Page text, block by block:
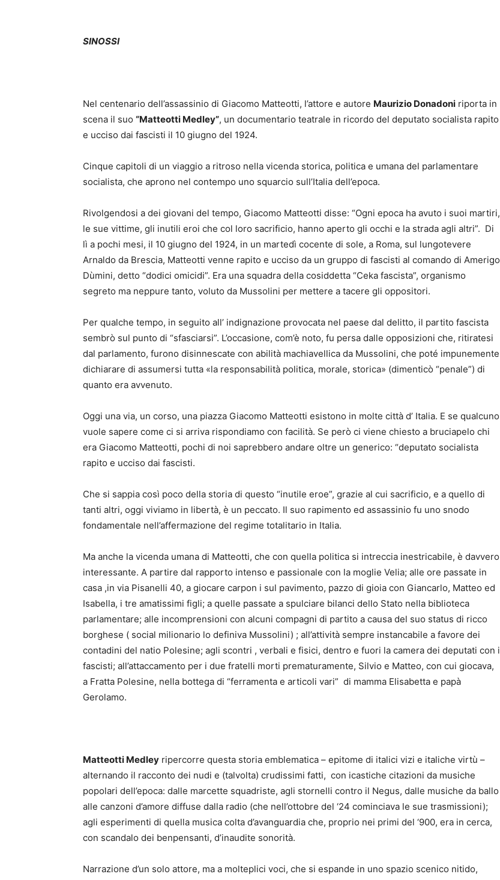
SINOSSI
Nel centenario dell’assassinio di Giacomo Matteotti, l’attore e autore Maurizio Donadoni riporta in
scena il suo “Matteotti Medley”, un documentario teatrale in ricordo del deputato socialista rapito
e ucciso dai fascisti il 10 giugno del 1924.
Cinque capitoli di un viaggio a ritroso nella vicenda storica, politica e umana del parlamentare
socialista, che aprono nel contempo uno squarcio sull’Italia dell’epoca.
Rivolgendosi a dei giovani del tempo, Giacomo Matteotti disse: “Ogni epoca ha avuto i suoi martiri,
le sue vittime, gli inutili eroi che col loro sacrificio, hanno aperto gli occhi e la strada agli altri”. Di
lì a pochi mesi, il 10 giugno del 1924, in un martedì cocente di sole, a Roma, sul lungotevere
Arnaldo da Brescia, Matteotti venne rapito e ucciso da un gruppo di fascisti al comando di Amerigo
Dùmini, detto “dodici omicidi”. Era una squadra della cosiddetta “Ceka fascista”, organismo
segreto ma neppure tanto, voluto da Mussolini per mettere a tacere gli oppositori.
Per qualche tempo, in seguito all’ indignazione provocata nel paese dal delitto, il partito fascista
sembrò sul punto di “sfasciarsi”. L’occasione, com’è noto, fu persa dalle opposizioni che, ritiratesi
dal parlamento, furono disinnescate con abilità machiavellica da Mussolini, che poté impunemente
dichiarare di assumersi tutta «la responsabilità politica, morale, storica» (dimenticò “penale”) di
quanto era avvenuto.
Oggi una via, un corso, una piazza Giacomo Matteotti esistono in molte città d’ Italia. E se qualcuno
vuole sapere come ci si arriva rispondiamo con facilità. Se però ci viene chiesto a bruciapelo chi
era Giacomo Matteotti, pochi di noi saprebbero andare oltre un generico: “deputato socialista
rapito e ucciso dai fascisti.
Che si sappia così poco della storia di questo “inutile eroe”, grazie al cui sacrificio, e a quello di
tanti altri, oggi viviamo in libertà, è un peccato. Il suo rapimento ed assassinio fu uno snodo
fondamentale nell’affermazione del regime totalitario in Italia.
Ma anche la vicenda umana di Matteotti, che con quella politica si intreccia inestricabile, è davvero
interessante. A partire dal rapporto intenso e passionale con la moglie Velia; alle ore passate in
casa ,in via Pisanelli 40, a giocare carpon i sul pavimento, pazzo di gioia con Giancarlo, Matteo ed
Isabella, i tre amatissimi figli; a quelle passate a spulciare bilanci dello Stato nella biblioteca
parlamentare; alle incomprensioni con alcuni compagni di partito a causa del suo status di ricco
borghese ( social milionario lo definiva Mussolini) ; all’attività sempre instancabile a favore dei
contadini del natio Polesine; agli scontri , verbali e fisici, dentro e fuori la camera dei deputati con i
fascisti; all’attaccamento per i due fratelli morti prematuramente, Silvio e Matteo, con cui giocava,
a Fratta Polesine, nella bottega di “ferramenta e articoli vari” di mamma Elisabetta e papà
Gerolamo.
Matteotti Medley ripercorre questa storia emblematica – epitome di italici vizi e italiche virtù –
alternando il racconto dei nudi e (talvolta) crudissimi fatti, con icastiche citazioni da musiche
popolari dell’epoca: dalle marcette squadriste, agli stornelli contro il Negus, dalle musiche da ballo
alle canzoni d’amore diffuse dalla radio (che nell’ottobre del ‘24 cominciava le sue trasmissioni);
agli esperimenti di quella musica colta d’avanguardia che, proprio nei primi del ‘900, era in cerca,
con scandalo dei benpensanti, d’inaudite sonorità.
Narrazione d’un solo attore, ma a molteplici voci, che si espande in uno spazio scenico nitido,